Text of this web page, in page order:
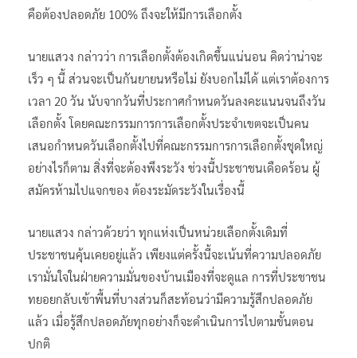
คือต้องปลอดภัย 100% ถึงจะให้มีการเลือกตั้ง
นายแสวง กล่าวว่า การเลือกตั้งต้องเกิดขึ้นแน่นอน คิดว่าน่าจะ
เร็ว ๆ นี้ ส่วนจะเป็นกันยายนหรือไม่ ยังบอกไม่ได้ แต่เราต้องการ
เวลา 20 วัน นับจากวันที่ประกาศกำหนดวันลงคะแนนจนถึงวัน
เลือกตั้ง โดยคณะกรรมการการเลือกตั้งประจำเขตจะเป็นคน
เสนอกำหนดวันเลือกตั้งไปที่คณะกรรมการการเลือกตั้งชุดใหญ่
อย่างไรก็ตาม สิ่งที่จะต้องพึงระวัง ช่วงนี้ประชาชนเดือดร้อน ผู้
สมัครห้ามไปแจกของ ต้องระมัดระวังในเรื่องนี้
นายแสวง กล่าวด้วยว่า ทุกแห่งเป็นหน่วยเลือกตั้งเดิมที่
ประชาชนคุ้นเคยอยู่แล้ว เพียงแต่ครั้งนี้จะเน้นที่ความปลอดภัย
เรามั่นใจในฝ่ายความมั่นของบ้านเมืองที่จะดูแล การที่ประชาชน
ทยอยกลับเข้าพื้นที่บางส่วนก็สะท้อนว่ามีความรู้สึกปลอดภัย
แล้ว เมื่อรู้สึกปลอดภัยทุกอย่างก็จะดำเนินการไปตามขั้นตอน
ปกติ